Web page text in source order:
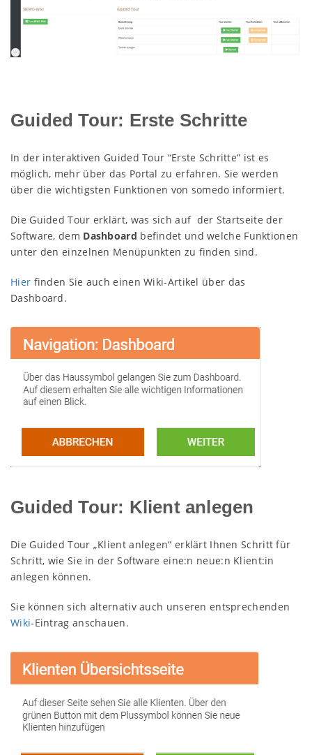
Guided Tour: Erste Schritte
In der interaktiven Guided Tour “Erste Schritte” ist es
möglich, mehr über das Portal zu erfahren. Sie werden
über die wichtigsten Funktionen von somedo informiert.
Die Guided Tour erklärt, was sich auf der Startseite der
Software, dem Dashboard befindet und welche Funktionen
unter den einzelnen Menüpunkten zu finden sind.
Hier finden Sie auch einen Wiki-Artikel über das
Dashboard.
Guided Tour: Klient anlegen
Die Guided Tour „Klient anlegen“ erklärt Ihnen Schritt für
Schritt, wie Sie in der Software eine:n neue:n Klient:in
anlegen können.
Sie können sich alternativ auch unseren entsprechenden
Wiki-Eintrag anschauen.